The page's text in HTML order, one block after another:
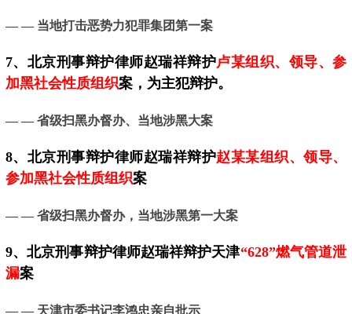
— — 当地打击恶势力犯罪集团第一案
7、 北京刑事辩护律师赵瑞祥辩护卢某组织、领导、参
加黑社会性质组织案，为主犯辩护。
— — 省级扫黑办督办、当地涉黑大案
8、北京刑事辩护律师赵瑞祥辩护赵某某组织、领导、
参加黑社会性质组织案
— — 省级扫黑办督办，当地涉黑第一大案
9、北京刑事辩护律师赵瑞祥辩护天津“628”燃气管道泄
漏案
— — 天津市委书记李鸿忠亲自批示